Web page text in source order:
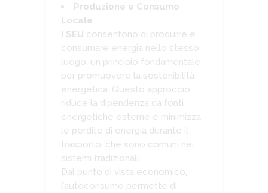
Produzione e Consumo
Locale
I SEU consentono di produrre e
consumare energia nello stesso
luogo, un principio fondamentale
per promuovere la sostenibilità
energetica. Questo approccio
riduce la dipendenza da fonti
energetiche esterne e minimizza
le perdite di energia durante il
trasporto, che sono comuni nei
sistemi tradizionali.
Dal punto di vista economico,
l’autoconsumo permette di